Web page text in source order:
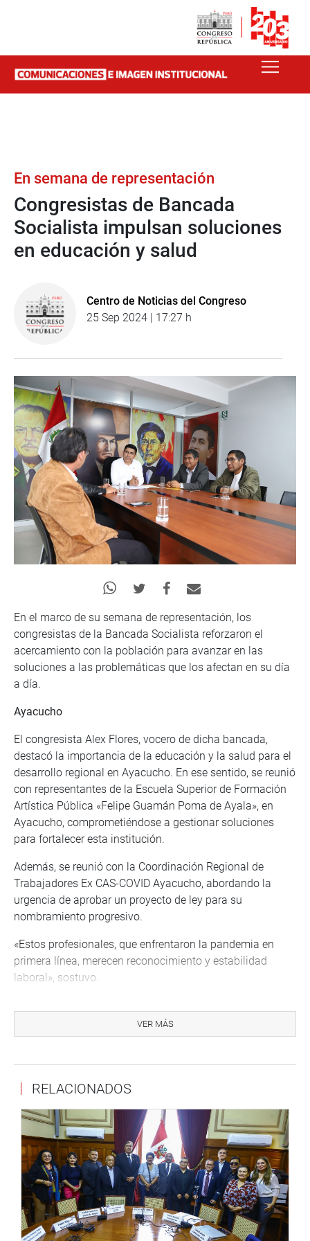
En semana de representación
Congresistas de Bancada
Socialista impulsan soluciones
en educación y salud
Centro de Noticias del Congreso
25 Sep 2024 | 17:27 h
En el marco de su semana de representación, los
congresistas de la Bancada Socialista reforzaron el
acercamiento con la población para avanzar en las
soluciones a las problemáticas que los afectan en su día
a día.
Ayacucho
El congresista Alex Flores, vocero de dicha bancada,
destacó la importancia de la educación y la salud para el
desarrollo regional en Ayacucho. En ese sentido, se reunió
con representantes de la Escuela Superior de Formación
Artística Pública «Felipe Guamán Poma de Ayala», en
Ayacucho, comprometiéndose a gestionar soluciones
para fortalecer esta institución.
Además, se reunió con la Coordinación Regional de
Trabajadores Ex CAS-COVID Ayacucho, abordando la
urgencia de aprobar un proyecto de ley para su
nombramiento progresivo.
«Estos profesionales, que enfrentaron la pandemia en
primera línea, merecen reconocimiento y estabilidad
laboral», sostuvo.
Arequipa
Padres de Familia (APAFA) de la Institución Educativa
Héroes del Cenepa, donde abordaron las dificultades que
enfrenta la institución, principalmente en infraestructura.
“Trabajaremos para mejorar las condiciones educativas
de nuestros estudiantes», dijo el congresista.
También, se reunió con personal administrativo y padres
de familia de la Institución Educativa Apipa Sector III para
tratar temas sobre el saneamiento físico-legal, y con la
VER MÁS
RELACIONADOS